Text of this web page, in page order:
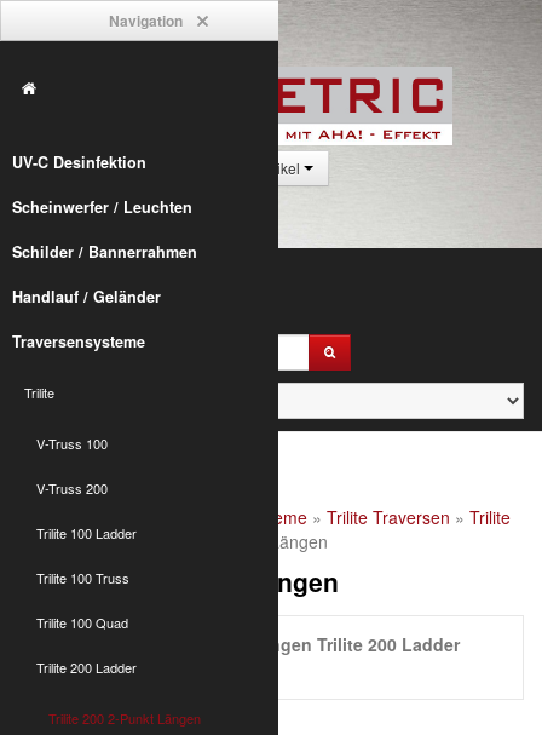
Navigation
UV-C Desinfektion
Scheinwerfer / Leuchten
Schilder / Bannerrahmen
Handlauf / Geländer
Traversensysteme
Trilite
V-Truss 100
V-Truss 200
Trilite 100 Ladder
Trilite 100 Truss
Trilite 100 Quad
Trilite 200 Ladder
Trilite 200 2-Punkt Längen
0 Artikel
Traversensysteme » Trilite Traversen » Trilite
200 Ladder» Trilite 200 2-Punkt Längen
Trilite 200 2-Punkt Längen
2-Punkt Traversen Längen Trilite 200 Ladder
Optikinetics Leiter Aluminium